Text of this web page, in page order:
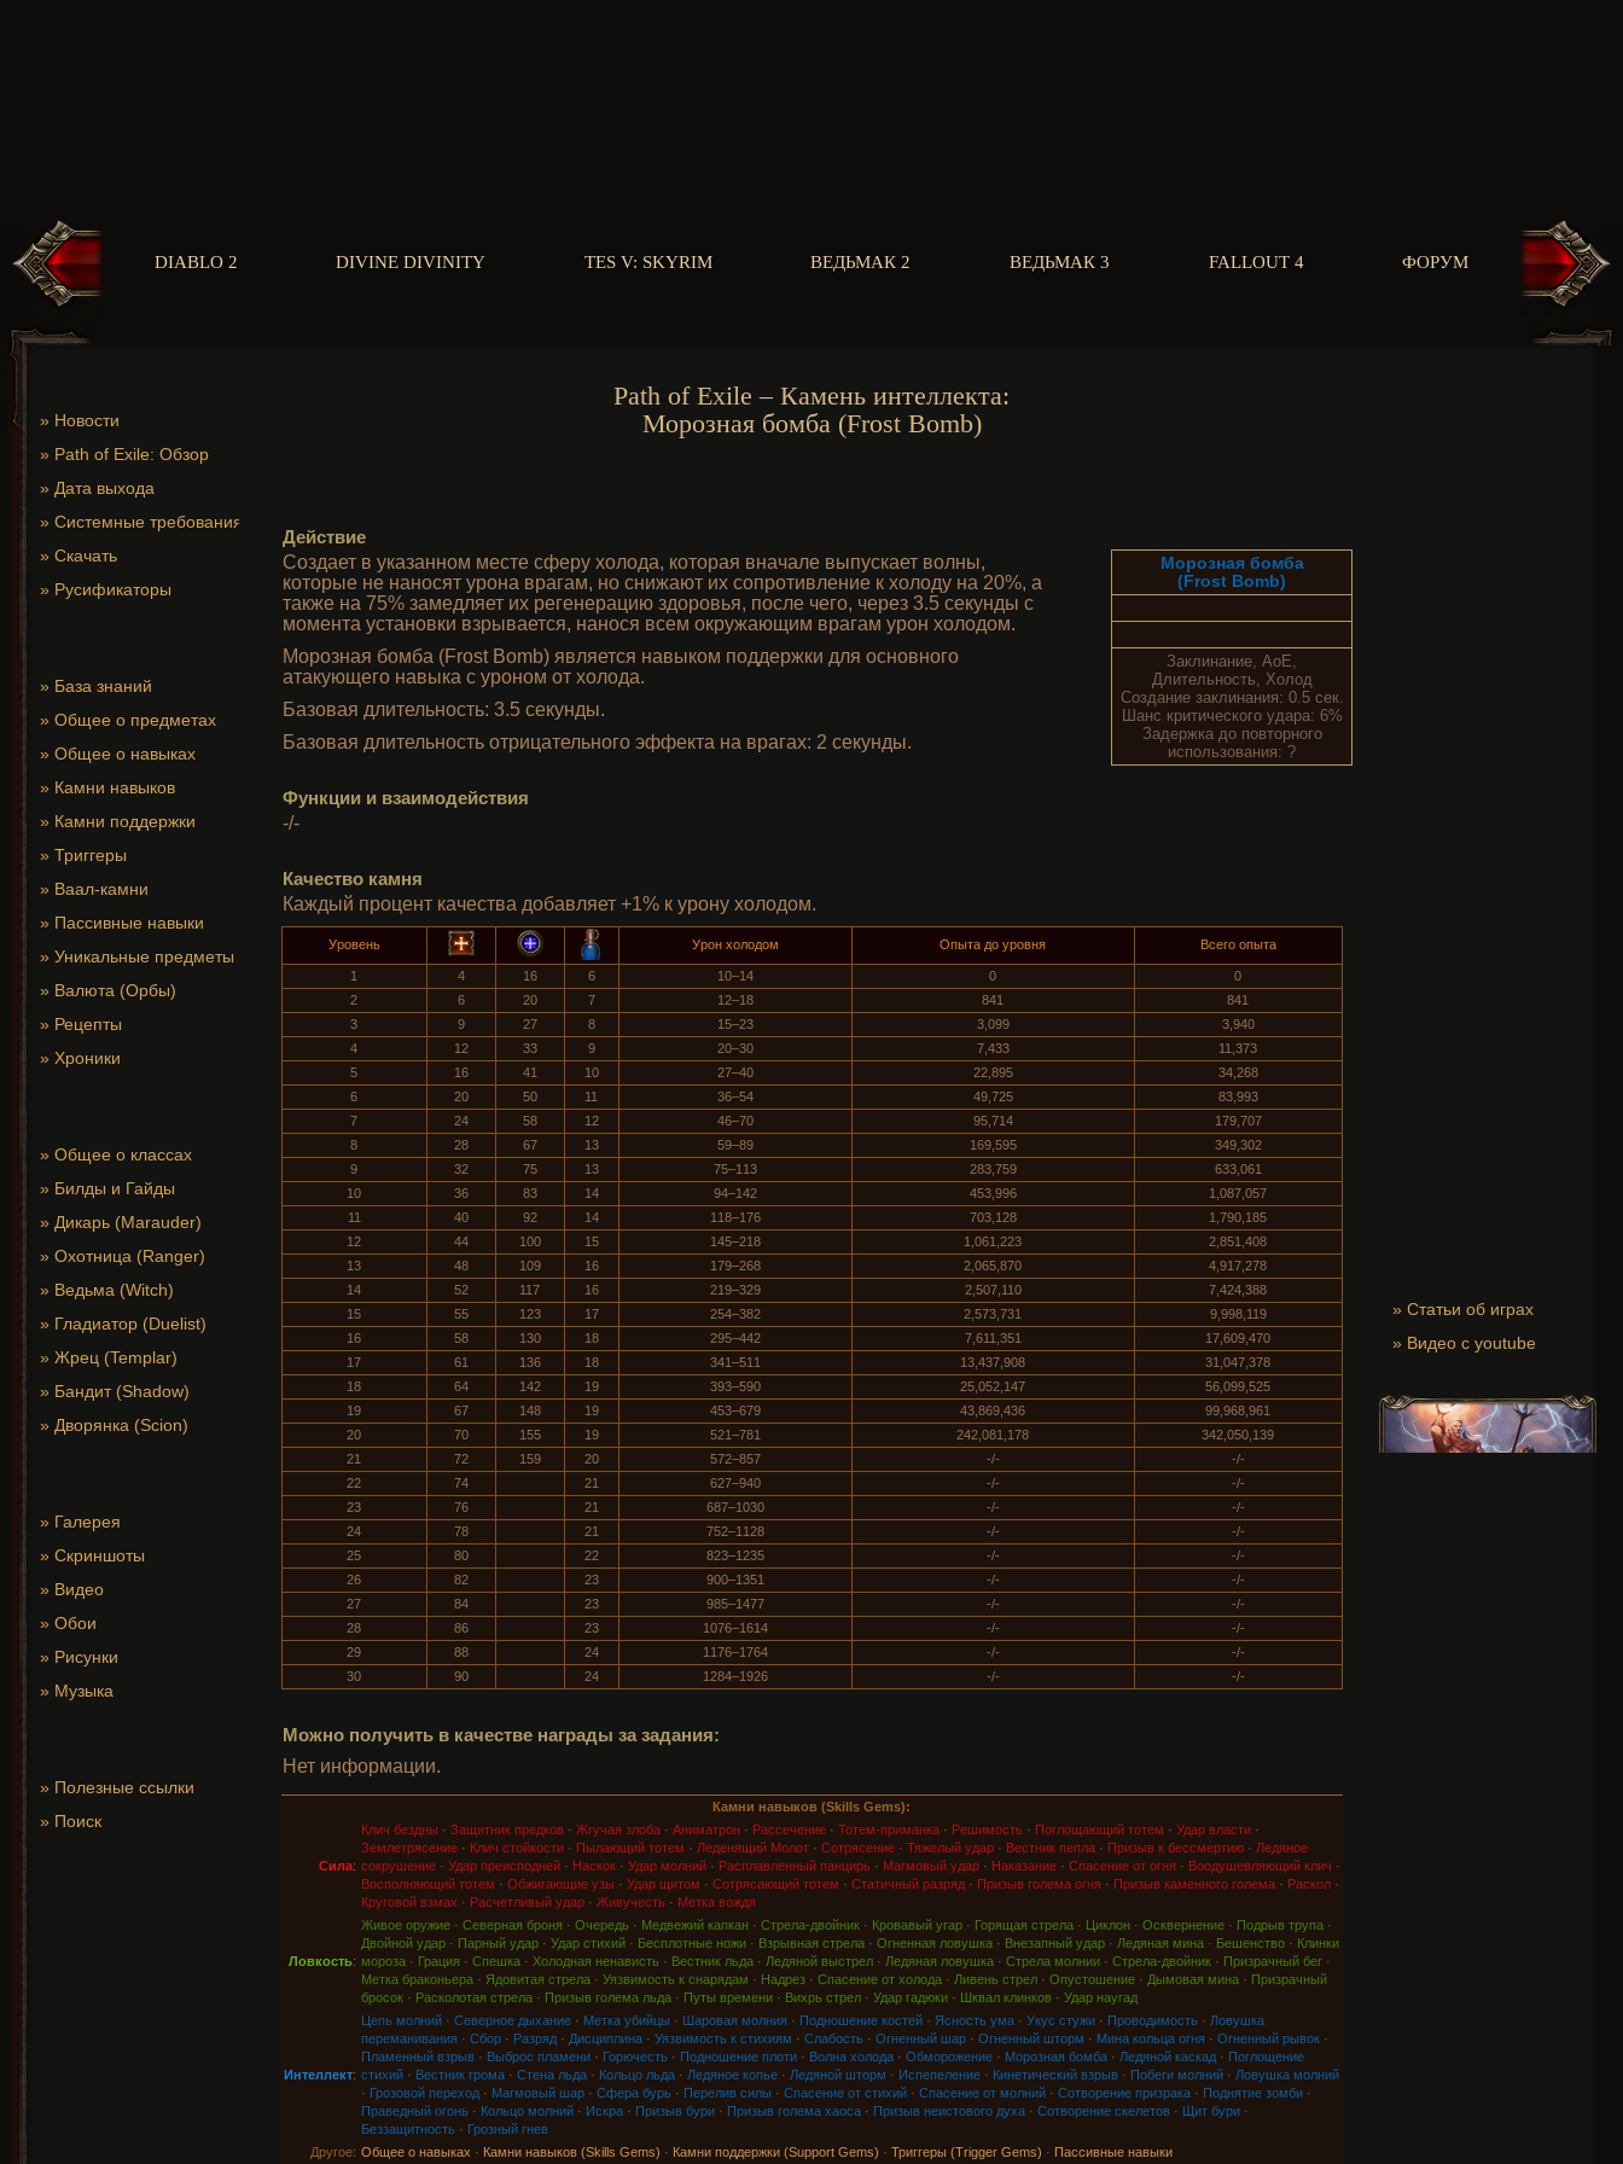
DIABLO 2 DIVINE DIVINITY TES V: SKYRIM ВЕДЬМАК 2 ВЕДЬМАК 3 FALLOUT 4 ФОРУМ
» Новости
» Path of Exile: Обзор
» Дата выхода
» Системные требования
» Скачать
» Русификаторы
» База знаний
» Общее о предметах
» Общее о навыках
» Камни навыков
» Камни поддержки
» Триггеры
» Ваал-камни
» Пассивные навыки
» Уникальные предметы
» Валюта (Орбы)
» Рецепты
» Хроники
» Общее о классах
» Билды и Гайды
» Дикарь (Marauder)
» Охотница (Ranger)
» Ведьма (Witch)
» Гладиатор (Duelist)
» Жрец (Templar)
» Бандит (Shadow)
» Дворянка (Scion)
» Галерея
» Скриншоты
» Видео
» Обои
» Рисунки
» Музыка
» Полезные ссылки
» Поиск
» Статьи об играх
» Видео с youtube
Path of Exile – Камень интеллекта:
Морозная бомба (Frost Bomb)
Действие
Создает в указанном месте сферу холода, которая вначале выпускает волны,
которые не наносят урона врагам, но снижают их сопротивление к холоду на 20%, а
также на 75% замедляет их регенерацию здоровья, после чего, через 3.5 секунды с
момента установки взрывается, нанося всем окружающим врагам урон холодом.
Морозная бомба (Frost Bomb) является навыком поддержки для основного
атакующего навыка с уроном от холода.
Базовая длительность: 3.5 секунды.
Базовая длительность отрицательного эффекта на врагах: 2 секунды.
Функции и взаимодействия
-/-
Качество камня
Каждый процент качества добавляет +1% к урону холодом.
Морозная бомба
(Frost Bomb)
Заклинание, AoE,
Длительность, Холод
Создание заклинания: 0.5 сек.
Шанс критического удара: 6%
Задержка до повторного
использования: ?
Уровень Урон холодом Опыта до уровня Всего опыта
1 4 16 6 10–14 0
0
2
6 20 7 12–18 841
841
3
9 27 8 15–23 3,099
3,940
4
12 33 9 20–30 7,433
11,373
5
16 41 10 27–40 22,895
34,268
6
20 50 11 36–54 49,725
83,993
7
24 58 12 46–70 95,714
179,707
8
28 67 13 59–89 169,595
349,302
9
32 75 13 75–113 283,759
633,061
10
36 83 14 94–142 453,996
1,087,057
11
40 92 14 118–176 703,128
1,790,185
12
44 100 15 145–218 1,061,223
2,851,408
13
48 109 16 179–268 2,065,870
4,917,278
14
52 117 16 219–329 2,507,110
7,424,388
15
55 123 17 254–382 2,573,731
9,998,119
16
58 130 18 295–442 7,611,351
17,609,470
17
61 136 18 341–511 13,437,908
31,047,378
18
64 142 19 393–590 25,052,147
56,099,525
19
67 148 19 453–679 43,869,436
99,968,961
20
70 155 19 521–781 242,081,178
342,050,139
21
72 159 20 572–857 -/-
-/-
22
74 21 627–940 -/-
-/-
23
76 21 687–1030 -/-
-/-
24
78 21 752–1128 -/-
-/-
25
80 22 823–1235 -/-
-/-
26
82 23 900–1351 -/-
-/-
27
84 23 985–1477 -/-
-/-
28
86 23 1076–1614 -/-
-/-
29
88 24 1176–1764 -/-
-/-
30
90 24 1284–1926 -/- -/-
Можно получить в качестве награды за задания:
Нет информации.
Камни навыков (Skills Gems):
Сила:
Клич бездны · Защитник предков· Жгучая злоба· Аниматрон· Рассечение· Тотем-приманка· Решимость· Поглощающий тотем · Удар власти·
Землетрясение· Клич стойкости· Пылающий тотем · Леденящий Молот· Сотрясение· Тяжелый удар· Вестник пепла· Призыв к бессмертию· Ледяное
сокрушение· Удар преисподней· Наскок· Удар молний· Расплавленный панцирь· Магмовый удар· Наказание· Спасение от огня· Воодушевляющий клич ·
Восполняющий тотем · Обжигающие узы · Удар щитом · Сотрясающий тотем · Статичный разряд· Призыв голема огня· Призыв каменного голема· Раскол·
Круговой взмах · Расчетливый удар· Живучесть· Метка вождя
Ловкость:
Живое оружие· Северная броня · Очередь · Медвежий капкан· Стрела-двойник· Кровавый угар· Горящая стрела· Циклон· Осквернение· Подрыв трупа·
Двойной удар· Парный удар· Удар стихий· Бесплотные ножи· Взрывная стрела· Огненная ловушка· Внезапный удар· Ледяная мина· Бешенство· Клинки
мороза· Грация · Спешка· Холодная ненависть · Вестник льда· Ледяной выстрел· Ледяная ловушка· Стрела молнии· Стрела-двойник· Призрачный бег·
Метка браконьера· Ядовитая стрела· Уязвимость к снарядам · Надрез· Спасение от холода· Ливень стрел· Опустошение· Дымовая мина· Призрачный
бросок· Расколотая стрела· Призыв голема льда· Путы времени· Вихрь стрел· Удар гадюки· Шквал клинков· Удар наугад
Интеллект:
Цепь молний· Северное дыхание· Метка убийцы · Шаровая молния· Подношение костей· Ясность ума· Укус стужи· Проводимость· Ловушка
переманивания· Сбор· Разряд· Дисциплина· Уязвимость к стихиям · Слабость· Огненный шар· Огненный шторм · Мина кольца огня· Огненный рывок·
Пламенный взрыв· Выброс пламени· Горючесть· Подношение плоти· Волна холода· Обморожение· Морозная бомба· Ледяной каскад· Поглощение
стихий· Вестник грома· Стена льда· Кольцо льда· Ледяное копье· Ледяной шторм · Испепеление· Кинетический взрыв· Побеги молний· Ловушка молний
· Грозовой переход· Магмовый шар· Сфера бурь· Перелив силы · Спасение от стихий· Спасение от молний· Сотворение призрака· Поднятие зомби·
Праведный огонь· Кольцо молний· Искра· Призыв бури· Призыв голема хаоса· Призыв неистового духа· Сотворение скелетов· Щит бури·
Беззащитность· Грозный гнев
Другое: Общее о навыках · Камни навыков (Skills Gems) · Камни поддержки (Support Gems) · Триггеры (Trigger Gems) · Пассивные навыки